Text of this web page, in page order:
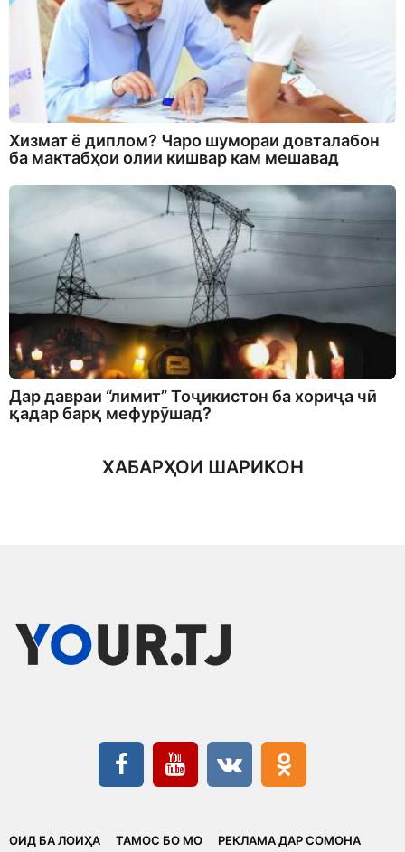
Хизмат ё диплом? Чаро шумораи довталабон
ба мактабҳои олии кишвар кам мешавад
Дар давраи “лимит” Тоҷикистон ба хориҷа чӣ
қадар барқ мефурӯшад?
ХАБАРҲОИ ШАРИКОН
ОИД БА ЛОИҲА ТАМОС БО МО РЕКЛАМА ДАР СОМОНА